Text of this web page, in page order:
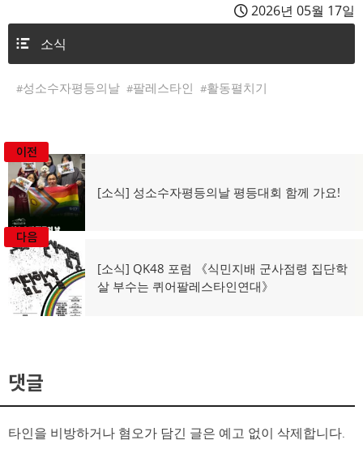
2026년 05월 17일
소식
성소수자평등의날 팔레스타인 활동펼치기
글
탐
색
이전
이
[소식] 성소수자평등의날 평등대회 함께 가요!
다음
다
음
[소식] QK48 포럼 《식민지배 군사점령 집단학
살 부수는 퀴어팔레스타인연대》
댓글
타인을 비방하거나 혐오가 담긴 글은 예고 없이 삭제합니다.